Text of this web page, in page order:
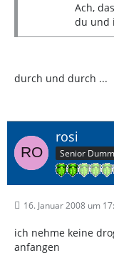
Ach,
du und
durch und durch ...
rosi
Senior
16. Januar 2008 um
ich nehme keine
anfangen